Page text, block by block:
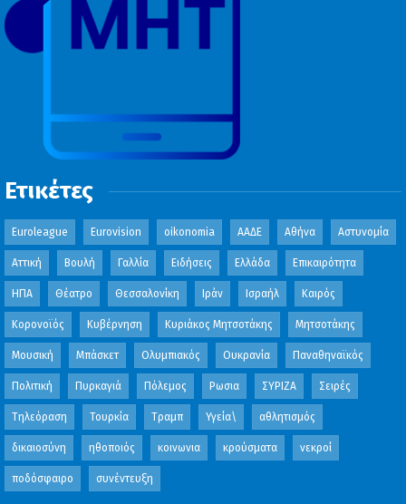
Ετικέτες
Euroleague Eurovision oikonomia ΑΑΔΕ Αθήνα Αστυνομία
Αττική Βουλή Γαλλία Ειδήσεις Ελλάδα Επικαιρότητα
ΗΠΑ Θέατρο Θεσσαλονίκη Ιράν Ισραήλ Καιρός
Κορονοϊός Κυβέρνηση Κυριάκος Μητσοτάκης Μητσοτάκης
Μουσική Μπάσκετ Ολυμπιακός Ουκρανία Παναθηναϊκός
Πολιτική Πυρκαγιά Πόλεμος Ρωσια ΣΥΡΙΖΑ Σειρές
Τηλεόραση Τουρκία Τραμπ Υγεία\ αθλητισμός
δικαιοσύνη ηθοποιός κοινωνια κρούσματα νεκροί
ποδόσφαιρο συνέντευξη